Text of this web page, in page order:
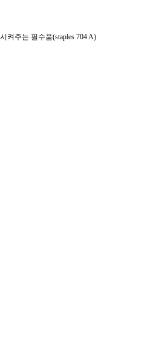
켜주는 필수품(staples 704 A)